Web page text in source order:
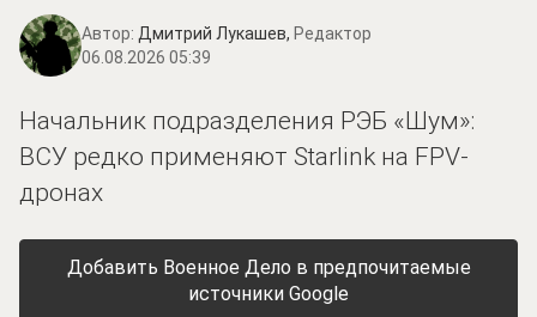
Автор: Дмитрий Лукашев, Редактор
06.08.2026 05:39
Начальник подразделения РЭБ «Шум»:
ВСУ редко применяют Starlink на FPV-
дронах
Добавить Военное Дело в предпочитаемые
источники Google